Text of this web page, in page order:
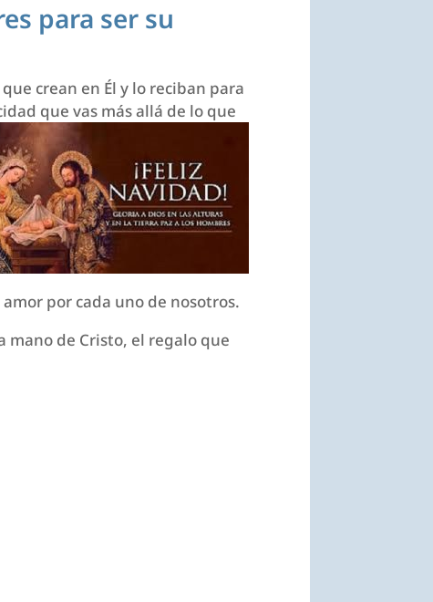
para ser su
crean en Él y lo reciban para
que vas más allá de lo que
por cada uno de nosotros.
mano de Cristo, el regalo que